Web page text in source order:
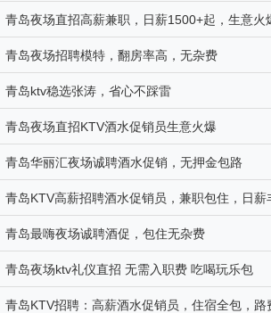
青岛夜场直招高薪兼职，日薪1500+起，生意火
青岛夜场招聘模特，翻房率高，无杂费
青岛ktv稳选张涛，省心不踩雷
青岛夜场直招KTV酒水促销员生意火爆
青岛华丽汇夜场诚聘酒水促销，无押金包路
青岛KTV高薪招聘酒水促销员，兼职包住，日薪
青岛最嗨夜场诚聘酒促，包住无杂费
青岛夜场ktv礼仪直招 无需入职费 吃喝玩乐包
青岛KTV招聘：高薪酒水促销员，住宿全包，路